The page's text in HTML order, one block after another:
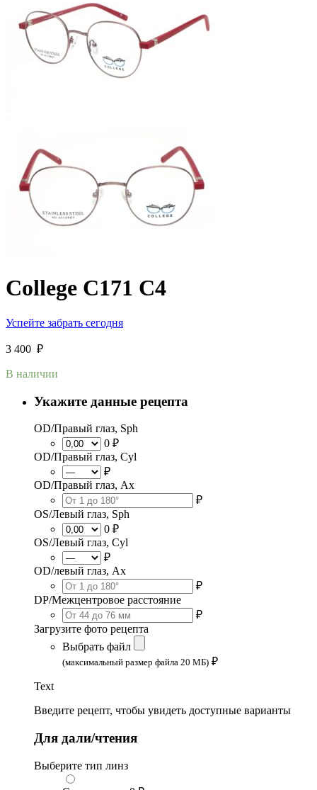
College C171 C4
Успейте забрать сегодня
3 400 ₽
В наличии
Укажите данные рецепта
OD/Правый глаз, Sph
0 ₽
OD/Правый глаз, Cyl
₽
OD/Правый глаз, Ax
₽
OS/Левый глаз, Sph
0 ₽
OS/Левый глаз, Cyl
₽
OD/левый глаз, Ax
₽
DP/Межцентровое расстояние
₽
Загрузите фото рецепта
Выбрать файл
(максимальный размер файла 20 МБ) ₽
Text
Введите рецепт, чтобы увидеть доступные варианты
Для дали/чтения
Выберите тип линз